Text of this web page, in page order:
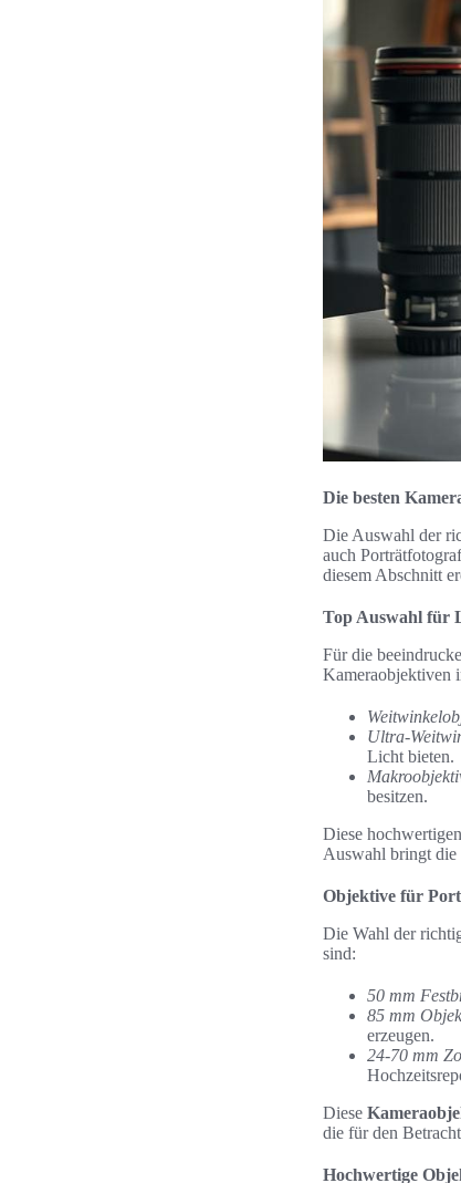
Die besten
Die Auswahl der
auch
diesem Abschnitt
Top Auswahl für
Für die
Kameraobjektiven
Ultra-
Licht bieten.
besitzen.
Diese
Auswahl bringt die
Objektive für
Die Wahl der
sind:
50 mm
85 mm
erzeugen.
24-70 mm
Diese
die für den
Hochwertige